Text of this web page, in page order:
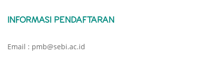
INFORMASI PENDAFTARAN
Email : pmb@sebi.ac.id